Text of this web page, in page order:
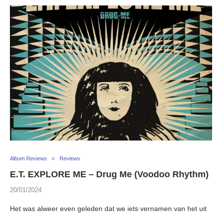
Album Reviews Reviews
E.T. EXPLORE ME – Drug Me (Voodoo Rhythm)
20/01/2024
Het was alweer even geleden dat we iets vernamen van het uit